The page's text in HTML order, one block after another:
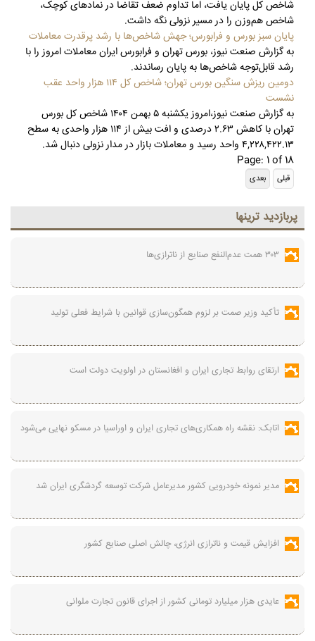
شاخص کل پایان یافت، اما تداوم ضعف تقاضا در نمادهای کوچک،
شاخص هم‌وزن را در مسیر نزولی نگه داشت.
پایان سبز بورس و فرابورس؛ جهش شاخص‌ها با رشد پرقدرت معاملات
به گزارش صنعت نیوز، بورس تهران و فرابورس ایران معاملات امروز را با
رشد قابل‌توجه شاخص‌ها به پایان رساندند.
دومین ریزش سنگین بورس تهران؛ شاخص کل ۱۱۴ هزار واحد عقب
نشست
به گزارش صنعت نیوز،امروز یکشنبه ۵ بهمن ۱۴۰۴ شاخص کل بورس
تهران با کاهش ۲.۶۳ درصدی و افت بیش از ۱۱۴ هزار واحدی به سطح
۴,۲۲۸,۴۲۲.۱۳ واحد رسید و معاملات بازار در مدار نزولی دنبال شد.
Page: 1 of 18
پربازديد ترينها
۳۰۳ همت عدم‌النفع صنایع از ناترازی‌ها
تأکید وزیر صمت بر لزوم همگون‌سازی قوانین با شرایط فعلی تولید
ارتقای روابط تجاری ایران و افغانستان در اولویت دولت است
اتابک: نقشه راه همکاری‌های تجاری ایران و اوراسیا در مسکو نهایی می‌شود
مدیر نمونه خودرویی کشور مدیرعامل شرکت توسعه گردشگری ایران شد
افزایش قیمت و ناترازی انرژی، چالش اصلی صنایع کشور
عایدی هزار میلیارد تومانی کشور از اجرای قانون تجارت ملوانی